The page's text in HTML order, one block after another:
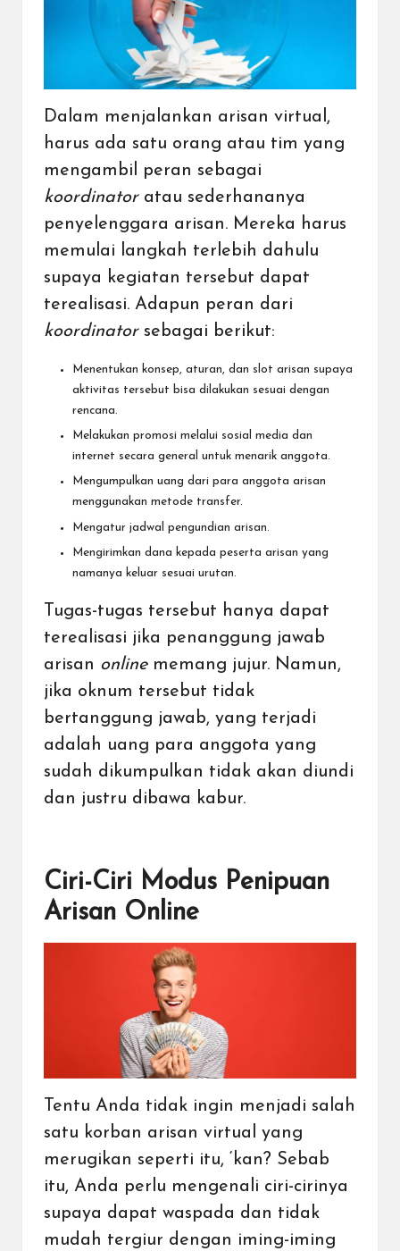
Dalam menjalankan arisan virtual,
harus ada satu orang atau tim yang
mengambil peran sebagai
koordinator atau sederhananya
penyelenggara arisan. Mereka harus
memulai langkah terlebih dahulu
supaya kegiatan tersebut dapat
terealisasi. Adapun peran dari
koordinator sebagai berikut:
Menentukan konsep, aturan, dan slot arisan supaya
aktivitas tersebut bisa dilakukan sesuai dengan
rencana.
Melakukan promosi melalui sosial media dan
internet secara general untuk menarik anggota.
Mengumpulkan uang dari para anggota arisan
menggunakan metode transfer.
Mengatur jadwal pengundian arisan.
Mengirimkan dana kepada peserta arisan yang
namanya keluar sesuai urutan.
Tugas-tugas tersebut hanya dapat
terealisasi jika penanggung jawab
arisan online memang jujur. Namun,
jika oknum tersebut tidak
bertanggung jawab, yang terjadi
adalah uang para anggota yang
sudah dikumpulkan tidak akan diundi
dan justru dibawa kabur.
Ciri-Ciri Modus Penipuan
Arisan Online
Tentu Anda tidak ingin menjadi salah
satu korban arisan virtual yang
merugikan seperti itu, ‘kan? Sebab
itu, Anda perlu mengenali ciri-cirinya
supaya dapat waspada dan tidak
mudah tergiur dengan iming-iming